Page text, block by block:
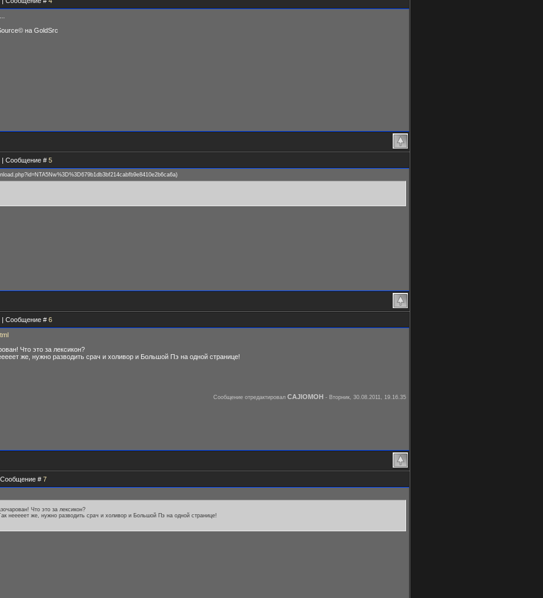
на GoldSrc
| Сообщение # 5
)
| Сообщение # 6
Что это за лексикон?
же, нужно разводить срач и холивор и Большой Пэ на одной странице!
Сообщение отредактировал CAJIOMOH - Вторник, 30.08.2011, 19.16.35
Сообщение # 7
Что это за лексикон?
нееееет же, нужно разводить срач и холивор и Большой Пэ на одной странице!